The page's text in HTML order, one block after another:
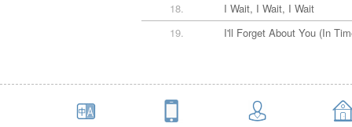
18.
I Wait, I Wait, I Wait
19.
I'll Forget About You (In